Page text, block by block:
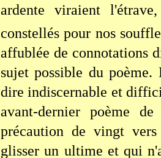
ardente viraient
constellés pour nos
affublée de connotations
sujet possible du
dire indiscernable et
avant-dernier poème
précaution de vingt
glisser un ultime et qui